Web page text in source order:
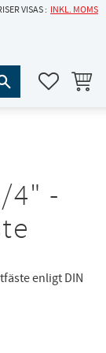
VISAS INKL. MOMS
4" -
enligt DIN